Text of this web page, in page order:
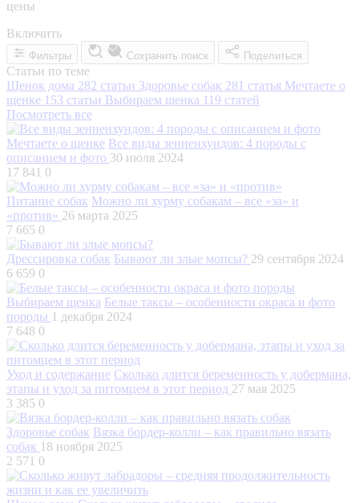
цены
Включить
Фильтры Сохранить поиск Поделиться
Статьи по теме
Щенок дома 282 статьи Здоровье собак 281 статья Мечтаете о
щенке 153 статьи Выбираем щенка 119 статей
Посмотреть все
Мечтаете о щенке Все виды зенненхундов: 4 породы с
описанием и фото 30 июля 2024
17 841 0
Питание собак Можно ли хурму собакам – все «за» и
«против» 26 марта 2025
7 665 0
Дрессировка собак Бывают ли злые мопсы? 29 сентября 2024
6 659 0
Выбираем щенка Белые таксы – особенности окраса и фото
породы 1 декабря 2024
7 648 0
Уход и содержание Сколько длится беременность у добермана,
этапы и уход за питомцем в этот период 27 мая 2025
3 385 0
Здоровье собак Вязка бордер-колли – как правильно вязать
собак 18 ноября 2025
2 571 0